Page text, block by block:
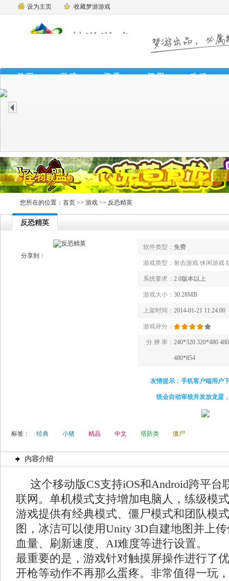
设为主页 收藏梦游游戏
首 页 游 戏 资 讯 评 测 攻 略
您所在的位置： 首页 >> 游戏 >> 反恐精英
反恐精英
分享到：
软件类型： 免费
游戏类型： 射击游戏 休闲游戏
系统要求： 2.0版本以上
游戏大小： 30.28MB
上架时间： 2014-01-21 11:24:00
游戏评分：
分 辨 率： 240*320 320*480
480*854
友情提示：手机客户端用户
统会自动审核并发放龙蛋
标签： 经典 小猪 精品 中文 塔防类 僵尸
内容介绍
这个移动版CS支持iOS和Android跨平台
联网。单机模式支持增加电脑人，练级模
游戏提供有经典模式、僵尸模式和团队模
图，冰洁可以使用Unity 3D自建地图并上
血量、刷新速度、AI难度等进行设置。
最重要的是，游戏针对触摸屏操作进行了
开枪等动作不再那么蛋疼。非常值得一玩